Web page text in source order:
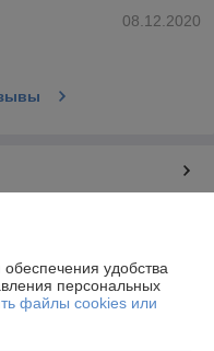
08.12.2020
удобства
персональных
файлы cookies или